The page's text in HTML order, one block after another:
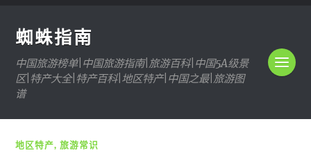
蜘蛛指南
中国旅游榜单|中国旅游指南|旅游百科|中国5A级景
区|特产大全|特产百科|地区特产|中国之最|旅游图
谱
地区特产,旅游常识